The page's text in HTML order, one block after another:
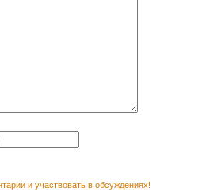
и участвовать в обсуждениях!